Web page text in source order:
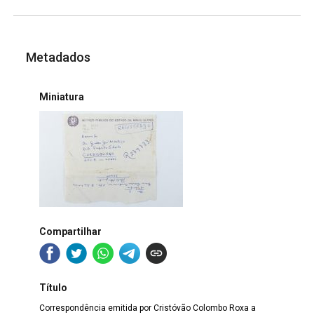
Metadados
Miniatura
Compartilhar
Título
Correspondência emitida por Cristóvão Colombo Roxa a